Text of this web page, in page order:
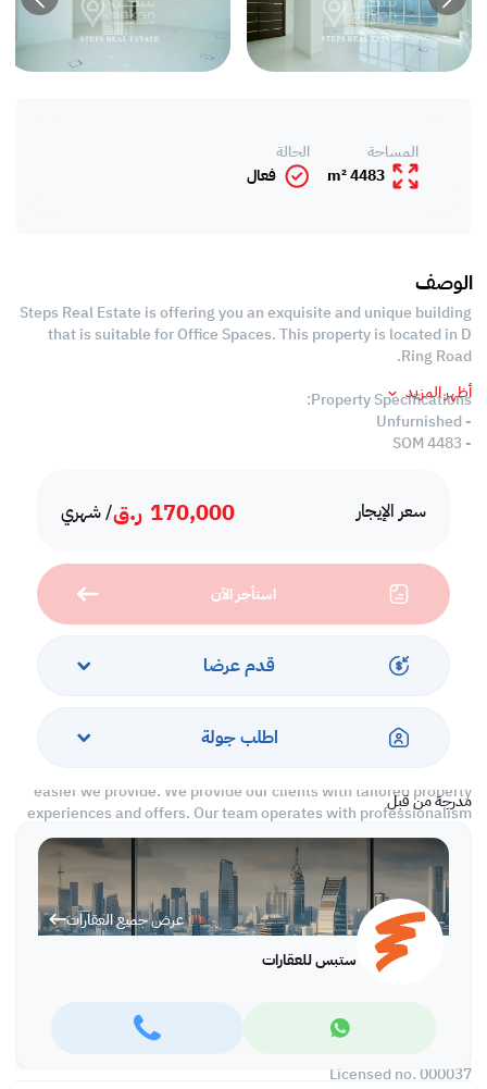
سعر الإيجار 170,000 ر.ق/ شهري
استأجر الآن
قدم عرضا
اطلب جولة
مدرجة من قبل
عرض جميع العقارات
ستبس للعقارات
المساحة
4483 m²
الحالة
فعال
الوصف
Steps Real Estate is offering you an exquisite and unique building
that is suitable for Office Spaces. This property is located in D
Ring Road.
Property Specifications:
- Unfurnished
- 4483 SQM
Services and Amenities:
easier we provide. We provide our clients with tailored property
experiences and offers. Our team operates with professionalism
and care to deliver you the best properties in the market. We are
aiming to maximize our customer satisfaction and obtain a
lifetime relationship. Whether it is business or personal, we
operate a wide range of properties located all around Qatar. We
always make sure to provide you with what suits your
requirements when looking for offices, shops, residential,
warehouses…etc.
Visit us at the Al Qamra building, second floor.
Licensed no. 000037
أظهر المزيد